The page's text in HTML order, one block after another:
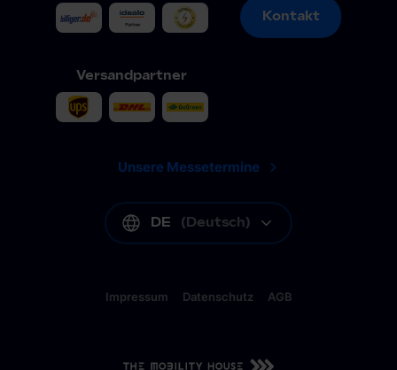
Versandpartner
Kontakt
Kontakt
Unsere Messetermine
DE (Deutsch)
Impressum Datenschutz AGB